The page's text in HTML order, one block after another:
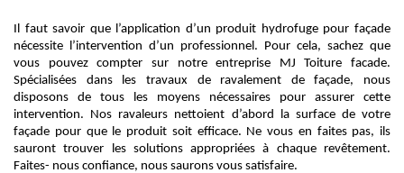
Il faut savoir que l’application d’un produit hydrofuge pour façade
nécessite l’intervention d’un professionnel. Pour cela, sachez que
vous pouvez compter sur notre entreprise MJ Toiture facade.
Spécialisées dans les travaux de ravalement de façade, nous
disposons de tous les moyens nécessaires pour assurer cette
intervention. Nos ravaleurs nettoient d’abord la surface de votre
façade pour que le produit soit efficace. Ne vous en faites pas, ils
sauront trouver les solutions appropriées à chaque revêtement.
Faites- nous confiance, nous saurons vous satisfaire.